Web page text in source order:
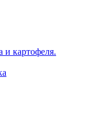
и картофеля.